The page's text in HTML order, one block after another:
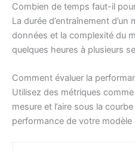
Combien de temps faut-il
La durée d’entraînement d’un
données et la complexité du
quelques heures à plusieurs
Comment évaluer la
Utilisez des métriques
mesure et l’aire sous la
performance de votre